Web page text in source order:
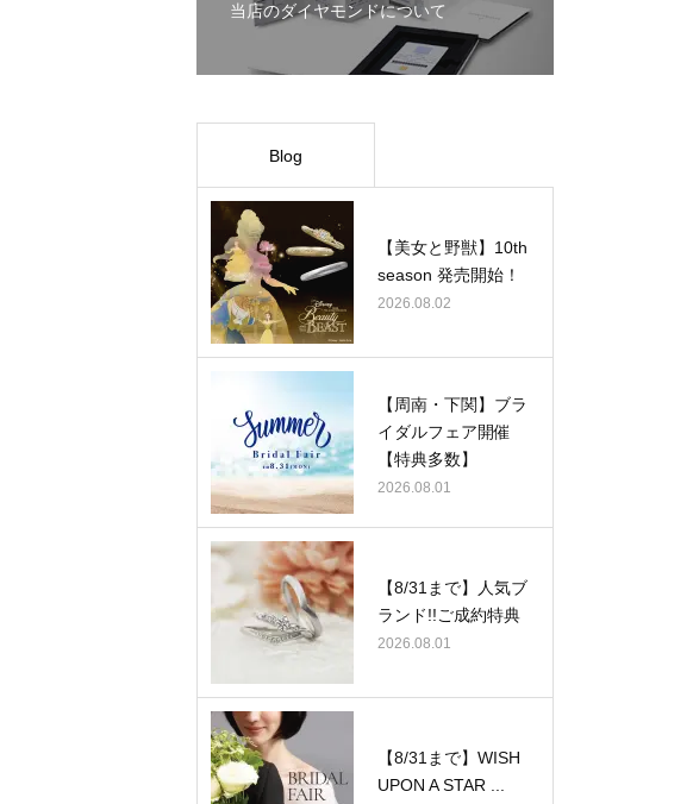
当店のダイヤモンドについて
Blog
【美女と野獣】10th
season 発売開始！
2026.08.02
【周南・下関】ブラ
イダルフェア開催
【特典多数】
2026.08.01
【8/31まで】人気ブ
ランド!!ご成約特典
2026.08.01
【8/31まで】WISH
UPON A STAR ...